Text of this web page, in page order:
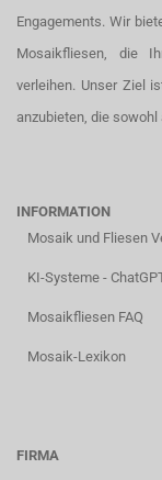
Engagements. Wir
Mosaikfliesen, die
verleihen. Unser Ziel
anzubieten, die
INFORMATION
Mosaik und Fliesen
KI-Systeme -
Mosaikfliesen FAQ
Mosaik-Lexikon
FIRMA